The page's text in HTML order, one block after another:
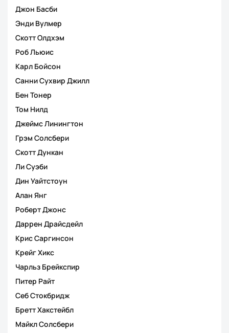
Джон Басби
Энди Вулмер
Скотт Олдхэм
Роб Льюис
Карл Бойсон
Санни Сухвир Джилл
Бен Тонер
Том Нилд
Джеймс Линингтон
Грэм Солсбери
Скотт Дункан
Ли Суэби
Дин Уайтстоун
Алан Янг
Роберт Джонс
Даррен Драйсдейл
Крис Саргинсон
Крейг Хикс
Чарльз Брейкспир
Питер Райт
Себ Стокбридж
Бретт Хакстейбл
Майкл Солсбери